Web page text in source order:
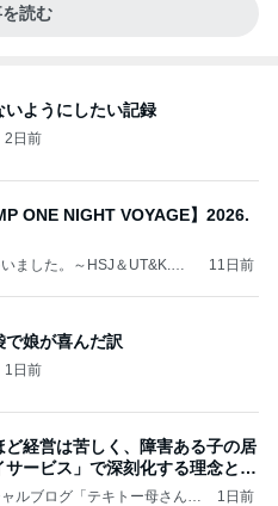
読む
いようにしたい記録
2日前
ONE NIGHT VOYAGE】2026.
ました。～HSJ＆UT&K.O.
11日前
で娘が喜んだ訳
1日前
ど経営は苦しく、障害ある子の居
ービス」で深刻化する理念と現
ルブログ「テキトー母さんの
1日前